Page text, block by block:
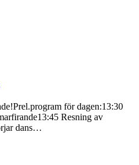
för dagen:13:30
Resning av
dans…